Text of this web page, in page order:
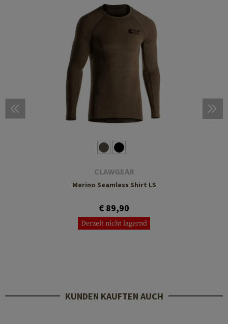
CLAWGEAR
Merino Seamless Shirt LS
€ 89,90
Derzeit nicht lagernd
KUNDEN KAUFTEN AUCH